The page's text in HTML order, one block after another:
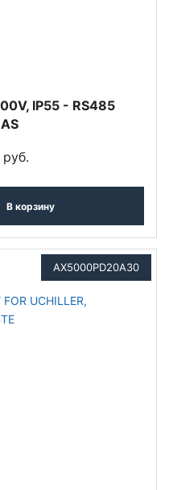
IP55 - RS485
В корзину
AX5000PD20A30